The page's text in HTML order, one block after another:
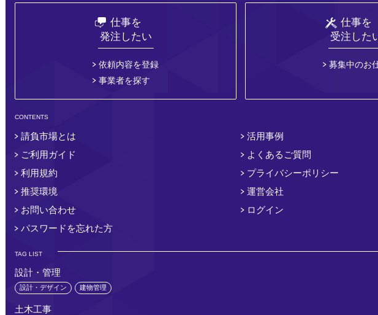
仕事を
発注したい
依頼内容を登録
事業者を探す
仕事を
受注した
募集中のお
CONTENTS
請負市場とは
活用事例
ご利用ガイド
よくあるご質問
利用規約
プライバシーポリシー
推奨環境
運営会社
お問い合わせ
ログイン
パスワードを忘れた方
TAG LIST
設計・管理
設計・デザイン 建物管理
土木工事